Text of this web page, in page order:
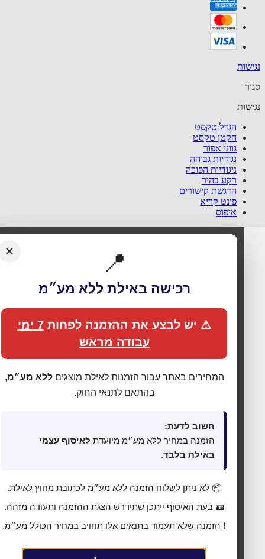
🍪 אנחנו משתמשים בעוגיות כדי לשפר את החוויה
התאמת תכנים ופרסום ממוקד. בלחיצה על„מאשר הכול” אתה
לשנות העדפות בכל עת דרך„העדפות פרטיות”בתחתית האתר.
הגדל טקסט
הקטן טקסט
גווני אפור
נגודיות גבוהה
ניגודיות הפוכה
רקע בהיר
הדגשת קישורים
פונט קריא
איפוס
📍
רכישה באילת ללא מע״מ
⚠ יש לבצע את ההזמנה לפחות 7 ימי
עבודה מראש
המחירים באתר עבור הזמנות לאילת מוצגיםללא מע״מ,
בהתאם לתנאי החוק.
חשוב לדעת:
הזמנה במחיר ללא מע״מ מיועדתלאיסוף עצמי
באילת בלבד.
📦 לא ניתן לשלוח הזמנה ללא מע״מ לכתובת מחוץ לאילת.
❗ הזמנה שלא תעמוד בתנאים אלו תחויב במחיר הכולל מע״מ.